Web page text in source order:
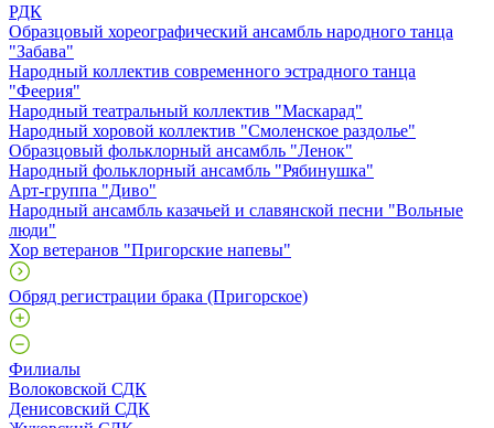
РДК
Образцовый хореографический ансамбль народного танца
"Забава"
Народный коллектив современного эстрадного танца
"Феерия"
Народный театральный коллектив "Маскарад"
Народный хоровой коллектив "Смоленское раздолье"
Образцовый фольклорный ансамбль "Ленок"
Народный фольклорный ансамбль "Рябинушка"
Арт-группа "Диво"
Народный ансамбль казачьей и славянской песни "Вольные
люди"
Хор ветеранов "Пригорские напевы"
Обряд регистрации брака (Пригорское)
Филиалы
Волоковской СДК
Денисовский СДК